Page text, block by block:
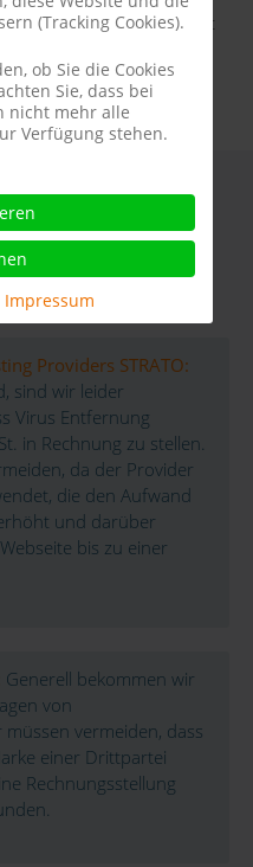
das CMS zurückgesetzt
zu FTP und weitere
Kosten
Aufwand der
bei ca.
Providers STRATO:
sind wir leider
Virus Entfernung
in Rechnung zu stellen.
da der Provider
die den Aufwand
und darüber
bis zu einer
Generell bekommen wir
von
vermeiden, dass
einer Drittpartei
Rechnungsstellung
(Tracking Cookies).
ob Sie die Cookies
Sie, dass bei
nicht mehr alle
Verfügung stehen.
Impressum